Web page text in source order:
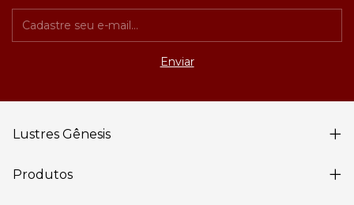
Lustres Gênesis
Produtos